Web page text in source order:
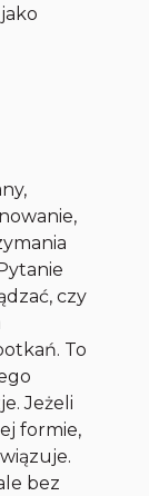
czy
To
Jeżeli
formie,
bez